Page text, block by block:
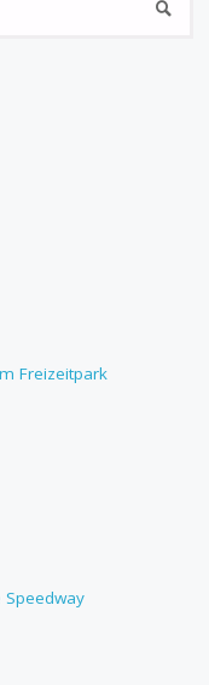
Freizeitpark